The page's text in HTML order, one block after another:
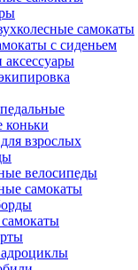
самокаты
с сиденьем
аксессуары
коньки
взрослых
велосипеды
самокаты